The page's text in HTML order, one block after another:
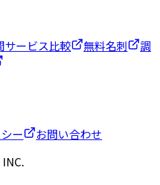
サービス比較 無料名刺
調
ー
お問い合わせ